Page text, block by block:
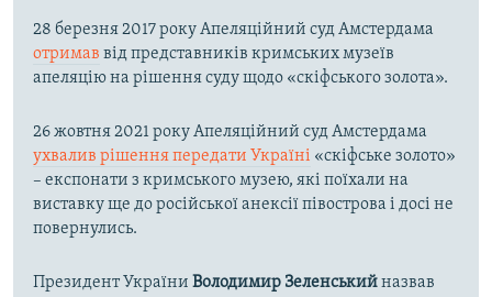
28 березня 2017 року Апеляційний суд Амстердама
отримав від представників кримських музеїв
апеляцію на рішення суду щодо «скіфського золота».
26 жовтня 2021 року Апеляційний суд Амстердама
ухвалив рішення передати Україні «скіфське золото»
– експонати з кримського музею, які поїхали на
виставку ще до російської анексії півострова і досі не
повернулись.
Президент України Володимир Зеленськийназвав